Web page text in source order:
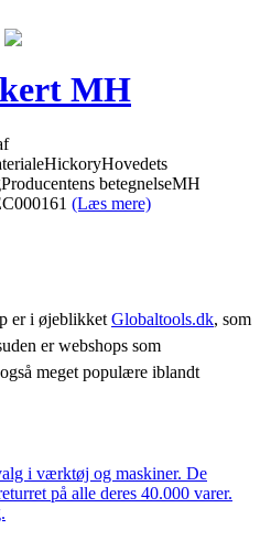
MH
betegnelseMH
(Læs mere)
er i øjeblikket Globaltools.dk, som
er webshops som
også meget populære iblandt
i værktøj og maskiner. De
på alle deres 40.000 varer.